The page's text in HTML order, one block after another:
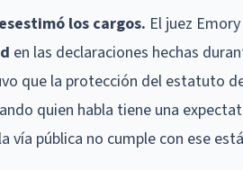
los cargos. El juez
en las declaraciones hechas
que la protección del estatuto
quien habla tiene una
vía pública no cumple con ese